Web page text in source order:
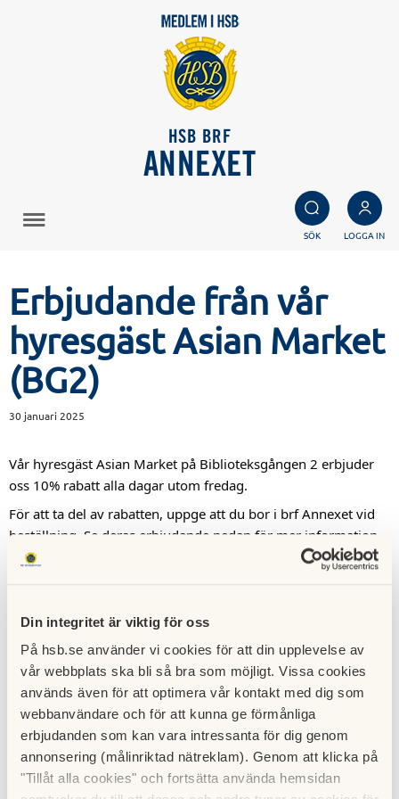
Din integritet är viktig för oss
På hsb.se använder vi cookies för att din upplevelse av
vår webbplats ska bli så bra som möjligt. Vissa cookies
används även för att optimera vår kontakt med dig som
webbanvändare och för att kunna ge förmånliga
erbjudanden som kan vara intressanta för dig genom
annonsering (målinriktad nätreklam). Genom att klicka på
"Tillåt alla cookies" och fortsätta använda hemsidan
HSB BRF
ANNEXET
SÖK LOGGA IN
Erbjudande från vår
hyresgäst Asian Market
(BG2)
30 januari 2025
Vår hyresgäst Asian Market på Biblioteksgången 2 erbjuder
oss 10% rabatt alla dagar utom fredag.
För att ta del av rabatten, uppge att du bor i brf Annexet vid
beställning. Se deras erbjudande nedan för mer information.